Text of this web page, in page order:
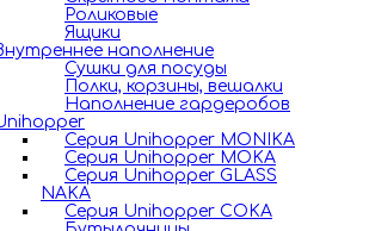
Роликовые
Ящики
наполнение
Сушки для посуды
Полки, корзины, вешалки
Наполнение гардеробов
Серия Unihopper MONIKA
Серия Unihopper MOKA
Серия Unihopper GLASS
NAKA
Серия Unihopper COKA